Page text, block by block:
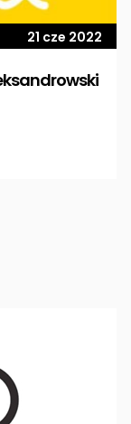
21 cze 2022